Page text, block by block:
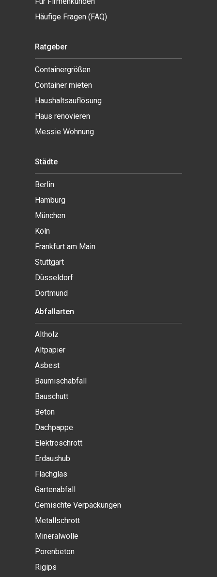
Häufige Fragen (FAQ)
Ratgeber
Containergrößen
Container mieten
Haushaltsauflösung
Haus renovieren
Messie Wohnung
Städte
Berlin
Hamburg
München
Köln
Frankfurt am Main
Stuttgart
Düsseldorf
Dortmund
Abfallarten
Altholz
Altpapier
Asbest
Baumischabfall
Bauschutt
Beton
Dachpappe
Elektroschrott
Erdaushub
Flachglas
Gartenabfall
Gemischte Verpackungen
Metallschrott
Mineralwolle
Porenbeton
Rigips